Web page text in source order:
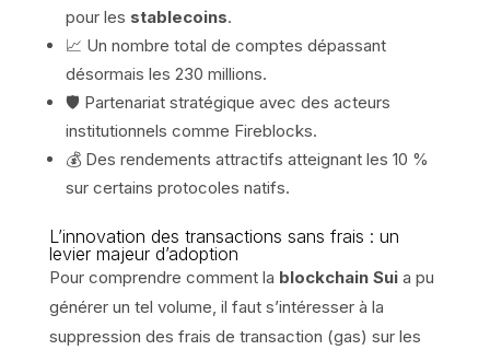
pour les stablecoins.
📈 Un nombre total de comptes dépassant
désormais les 230 millions.
🛡️ Partenariat stratégique avec des acteurs
institutionnels comme Fireblocks.
💰 Des rendements attractifs atteignant les 10 %
sur certains protocoles natifs.
L’innovation des transactions sans frais : un
levier majeur d’adoption
Pour comprendre comment la blockchain Suia pu
générer un tel volume, il faut s’intéresser à la
suppression des frais de transaction (gas) sur les